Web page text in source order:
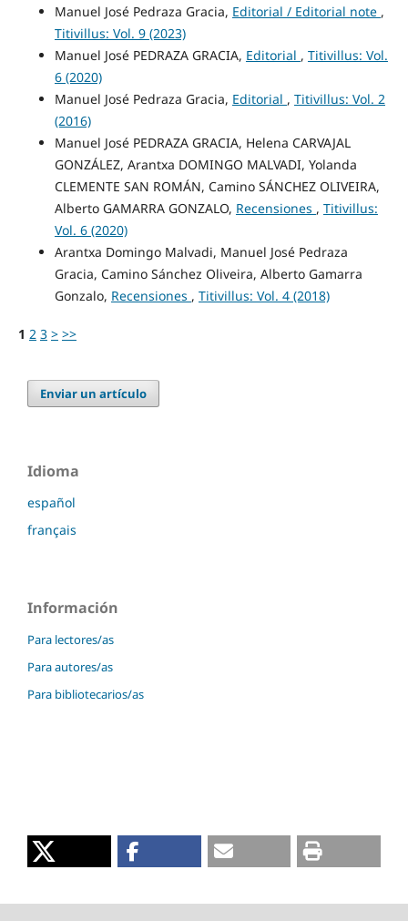
Manuel José Pedraza Gracia, Editorial / Editorial note ,
Titivillus: Vol. 9 (2023)
Manuel José PEDRAZA GRACIA, Editorial , Titivillus: Vol.
6 (2020)
Manuel José Pedraza Gracia, Editorial , Titivillus: Vol. 2
(2016)
Manuel José PEDRAZA GRACIA, Helena CARVAJAL
GONZÁLEZ, Arantxa DOMINGO MALVADI, Yolanda
CLEMENTE SAN ROMÁN, Camino SÁNCHEZ OLIVEIRA,
Alberto GAMARRA GONZALO, Recensiones , Titivillus:
Vol. 6 (2020)
Arantxa Domingo Malvadi, Manuel José Pedraza
Gracia, Camino Sánchez Oliveira, Alberto Gamarra
Gonzalo, Recensiones , Titivillus: Vol. 4 (2018)
1 2 3 > >>
Enviar un artículo
Idioma
español
français
Información
Para lectores/as
Para autores/as
Para bibliotecarios/as